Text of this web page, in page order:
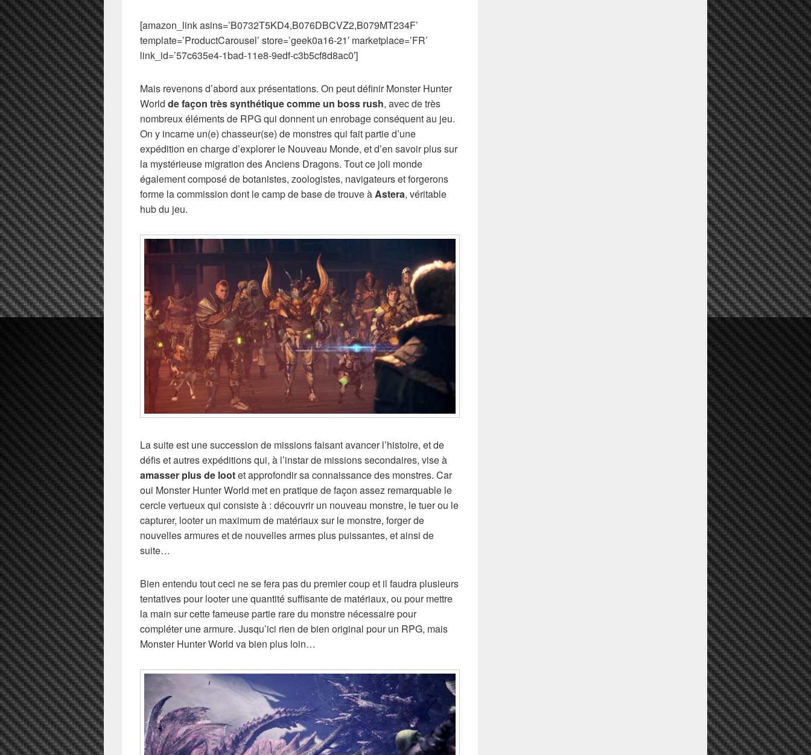
[amazon_link asins=’B0732T5KD4,B076DBCVZ2,B079MT234F’
template=’ProductCarousel’ store=’geek0a16-21′ marketplace=’FR’
link_id=’57c635e4-1bad-11e8-9edf-c3b5cf8d8ac0′]
Mais revenons d’abord aux présentations. On peut définir Monster Hunter
World de façon très synthétique comme un boss rush, avec de très
nombreux éléments de RPG qui donnent un enrobage conséquent au jeu.
On y incarne un(e) chasseur(se) de monstres qui fait partie d’une
expédition en charge d’explorer le Nouveau Monde, et d’en savoir plus sur
la mystérieuse migration des Anciens Dragons. Tout ce joli monde
également composé de botanistes, zoologistes, navigateurs et forgerons
forme la commission dont le camp de base de trouve àAstera, véritable
hub du jeu.
La suite est une succession de missions faisant avancer l’histoire, et de
défis et autres expéditions qui, à l’instar de missions secondaires, vise à
amasser plus de lootet approfondir sa connaissance des monstres. Car
oui Monster Hunter World met en pratique de façon assez remarquable le
cercle vertueux qui consiste à : découvrir un nouveau monstre, le tuer ou le
capturer, looter un maximum de matériaux sur le monstre, forger de
nouvelles armures et de nouvelles armes plus puissantes, et ainsi de
suite…
Bien entendu tout ceci ne se fera pas du premier coup et il faudra plusieurs
tentatives pour looter une quantité suffisante de matériaux, ou pour mettre
la main sur cette fameuse partie rare du monstre nécessaire pour
compléter une armure. Jusqu’ici rien de bien original pour un RPG, mais
Monster Hunter World va bien plus loin…